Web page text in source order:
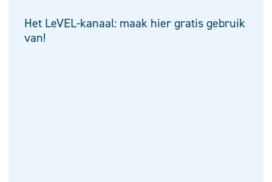
Het LeVEL-kanaal: maak hier gratis gebruik
van!